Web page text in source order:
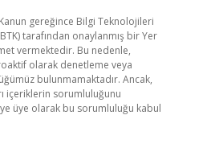
Kanun gereğince Bilgi Teknolojileri
tarafından onaylanmış bir Yer
vermektedir. Bu nedenle,
olarak denetleme veya
bulunmamaktadır. Ancak,
içeriklerin sorumluluğunu
üye olarak bu sorumluluğu kabul